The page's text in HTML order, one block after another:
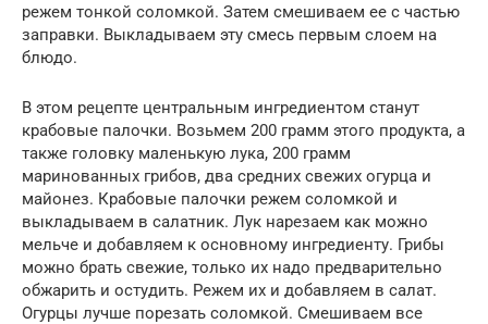
режем тонкой соломкой. Затем смешиваем ее с частью
заправки. Выкладываем эту смесь первым слоем на
блюдо.
В этом рецепте центральным ингредиентом станут
крабовые палочки. Возьмем 200 грамм этого продукта, а
также головку маленькую лука, 200 грамм
маринованных грибов, два средних свежих огурца и
майонез. Крабовые палочки режем соломкой и
выкладываем в салатник. Лук нарезаем как можно
мельче и добавляем к основному ингредиенту. Грибы
можно брать свежие, только их надо предварительно
обжарить и остудить. Режем их и добавляем в салат.
Огурцы лучше порезать соломкой. Смешиваем все